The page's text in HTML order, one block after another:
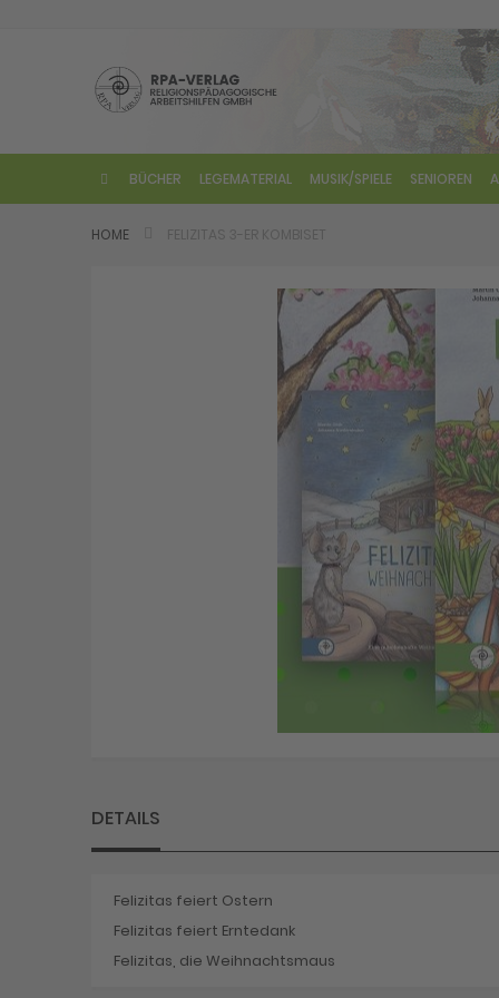
BÜCHER LEGEMATERIAL MUSIK/SPIELE SENIOREN
HOME FELIZITAS 3-ER KOMBISET
of
images
DETAILS
Felizitas feiert Ostern
Felizitas feiert Erntedank
Felizitas, die Weihnachtsmaus